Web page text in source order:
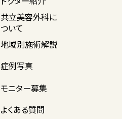
共立美容外科に
ついて
地域別施術解説
症例写真
モニター募集
よくある質問